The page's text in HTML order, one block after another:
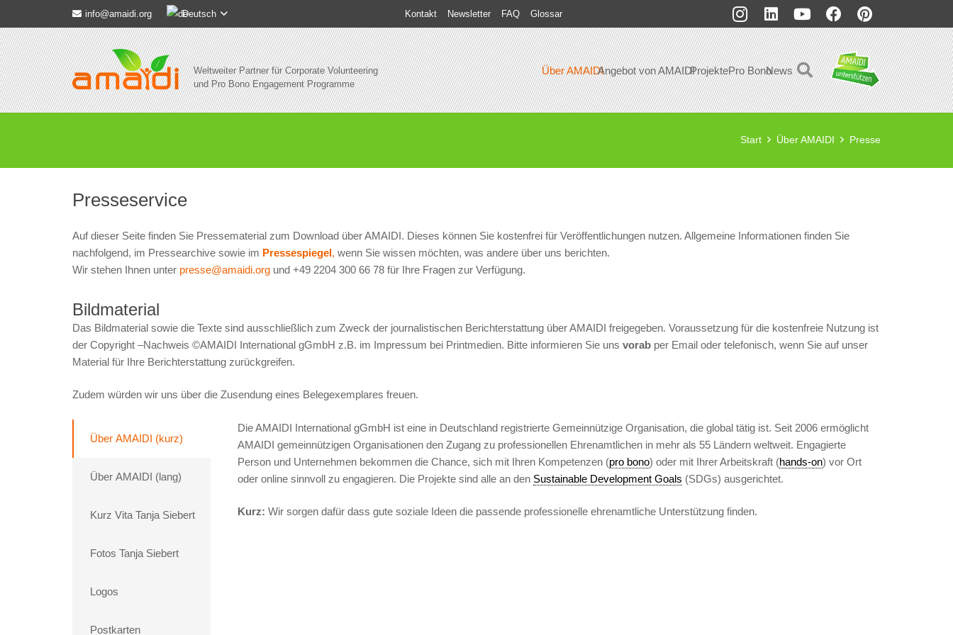
info@amaidi.org Deutsch Kontakt Newsletter FAQ Glossar
Weltweiter Partner für Corporate Volunteering
und Pro Bono Engagement Programme
Über AMAIDIAngebot von AMAIDIProjektePro BonoNews
Start Über AMAIDI Presse
Presseservice
Auf dieser Seite finden Sie Pressematerial zum Download über AMAIDI. Dieses können Sie kostenfrei für Veröffentlichungen nutzen. Allgemeine Informationen finden Sie
nachfolgend, im Pressearchive sowie im Pressespiegel, wenn Sie wissen möchten, was andere über uns berichten.
Wir stehen Ihnen unter presse@amaidi.org und +49 2204 300 66 78 für Ihre Fragen zur Verfügung.
Bildmaterial
Das Bildmaterial sowie die Texte sind ausschließlich zum Zweck der journalistischen Berichterstattung über AMAIDI freigegeben. Voraussetzung für die kostenfreie Nutzung ist
der Copyright –Nachweis ©AMAIDI International gGmbH z.B. im Impressum bei Printmedien. Bitte informieren Sie uns vorab per Email oder telefonisch, wenn Sie auf unser
Material für Ihre Berichterstattung zurückgreifen.
Zudem würden wir uns über die Zusendung eines Belegexemplares freuen.
Über AMAIDI (kurz)
Über AMAIDI (lang)
Kurz Vita Tanja Siebert
Fotos Tanja Siebert
Logos
Postkarten
Die AMAIDI International gGmbH ist eine in Deutschland registrierte Gemeinnützige Organisation, die global tätig ist. Seit 2006 ermöglicht
AMAIDI gemeinnützigen Organisationen den Zugang zu professionellen Ehrenamtlichen in mehr als 55 Ländern weltweit. Engagierte
Person und Unternehmen bekommen die Chance, sich mit Ihren Kompetenzen (pro bono) oder mit Ihrer Arbeitskraft (hands-on) vor Ort
oder online sinnvoll zu engagieren. Die Projekte sind alle an den Sustainable Development Goals (SDGs) ausgerichtet.
Kurz: Wir sorgen dafür dass gute soziale Ideen die passende professionelle ehrenamtliche Unterstützung finden.